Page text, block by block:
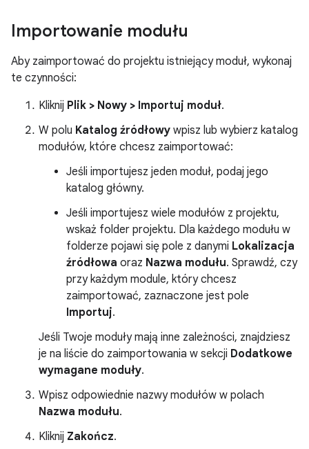
Importowanie modułu
Aby zaimportować do projektu istniejący moduł, wykonaj
te czynności:
Kliknij Plik > Nowy > Importuj moduł.
W polu Katalog źródłowy wpisz lub wybierz katalog
modułów, które chcesz zaimportować:
Jeśli importujesz jeden moduł, podaj jego
katalog główny.
Jeśli importujesz wiele modułów z projektu,
wskaż folder projektu. Dla każdego modułu w
folderze pojawi się pole z danymi Lokalizacja
źródłowa oraz Nazwa modułu. Sprawdź, czy
przy każdym module, który chcesz
zaimportować, zaznaczone jest pole
Importuj.
Jeśli Twoje moduły mają inne zależności, znajdziesz
je na liście do zaimportowania w sekcji Dodatkowe
wymagane moduły.
Wpisz odpowiednie nazwy modułów w polach
Nazwa modułu.
Kliknij Zakończ.